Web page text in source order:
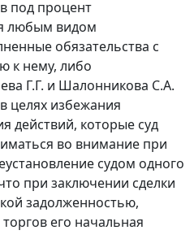
под процент
любым видом
обязательства с
к нему, либо
Г.Г. и Шалонникова С.А.
целях избежания
действий, которые суд
во внимание при
судом одного
при заключении сделки
задолженностью,
его начальная